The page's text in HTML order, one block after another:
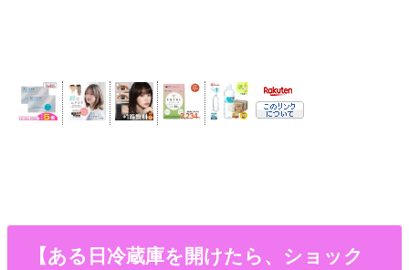
【ある日冷蔵庫を開けたら、ショック